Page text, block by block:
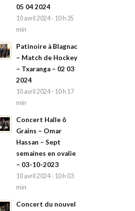
05 04 2024
10 avril 2024 - 10 h 35
min
Patinoire à Blagnac
– Match de Hockey
– Txaranga – 02 03
2024
10 avril 2024 - 10 h 17
min
Concert Halle ô
Grains – Omar
Hassan – Sept
semaines en ovalie
– 03-10-2023
10 avril 2024 - 10 h 03
min
Concert du nouvel